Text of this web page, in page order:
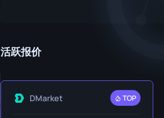
M9 刺刀
活跃报价
DMarket TOP